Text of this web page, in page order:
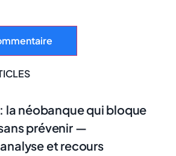
la néobanque qui bloque
prévenir —
et recours